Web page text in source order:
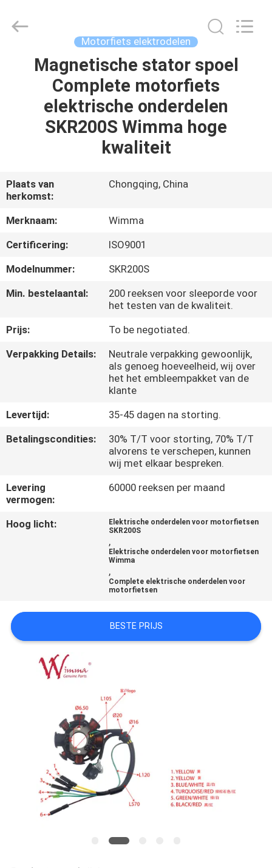
THUIS
PRODUCTEN
OVER
ONS
FABRIEKSTOCHT
KWALITEITSCONTROLE
VRAAG
SITEMAP
PRIVACYBELEID
Spare
Parts
Motorfiets elektrodelen
Magnetische stator spoel
Complete motorfiets
elektrische onderdelen
SKR200S Wimma hoge
kwaliteit
Plaats van
herkomst:
Chongqing, China
Merknaam:
Wimma
Certificering:
ISO9001
Modelnummer:
SKR200S
Min. bestelaantal:
200 reeksen voor sleeporde voor
het testen van de kwaliteit.
Prijs:
To be negotiated.
Verpakking Details:
Neutrale verpakking gewoonlijk,
als genoeg hoeveelheid, wij over
het het embleempakket van de
klante
Levertijd:
35-45 dagen na storting.
Betalingscondities:
30% T/T voor storting, 70% T/T
alvorens te verschepen, kunnen
wij met elkaar bespreken.
Levering
vermogen:
60000 reeksen per maand
Hoog licht:
Elektrische onderdelen voor motorfietsen
SKR200S
,
Elektrische onderdelen voor motorfietsen
Wimma
,
Complete elektrische onderdelen voor
motorfietsen
BESTE PRIJS